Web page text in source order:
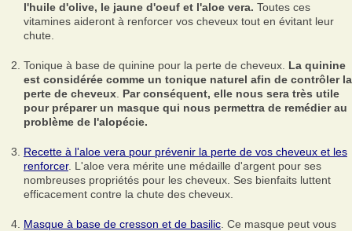
l'huile d'olive, le jaune d'oeuf et l'aloe vera. Toutes ces
vitamines aideront à renforcer vos cheveux tout en évitant leur
chute.
Tonique à base de quinine pour la perte de cheveux. La quinine
est considérée comme un tonique naturel afin de contrôler la
perte de cheveux Par conséquent, elle nous sera très utile
pour préparer un masque qui nous permettra de remédier au
problème de l'alopécie.
Recette à l'aloe vera pour prévenir la perte de vos cheveux et les
renforcer. L'aloe vera mérite une médaille d'argent pour ses
nombreuses propriétés pour les cheveux. Ses bienfaits luttent
efficacement contre la chute des cheveux.
Masque à base de cresson et de basilic . Ce masque peut vous